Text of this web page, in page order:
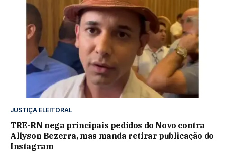
JUSTIÇA ELEITORAL
TRE-RN nega principais pedidos do Novo contra
Allyson Bezerra, mas manda retirar publicação do
Instagram